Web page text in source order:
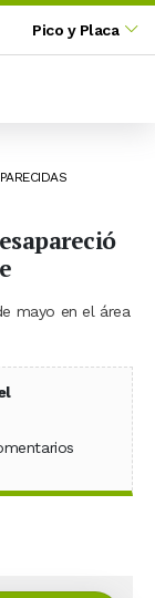
Pico y Placa
mayo en el área
X (Twitter)
en WhatsApp